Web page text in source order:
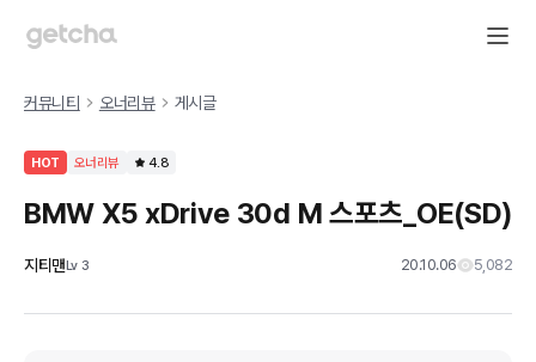
커뮤니티 오너리뷰 게시글
HOT 오너리뷰 4.8
BMW X5 xDrive 30d M 스포츠_OE(SD)
지티맨Lv3 20.10.06 5,082